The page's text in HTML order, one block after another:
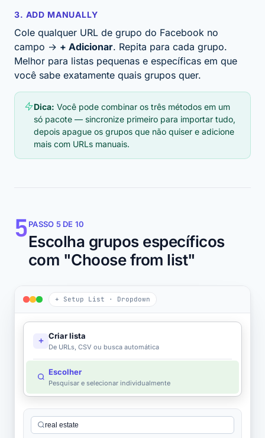
3. ADD MANUALLY
Cole qualquer URL de grupo do Facebook no
campo → + Adicionar. Repita para cada grupo.
Melhor para listas pequenas e específicas em que
você sabe exatamente quais grupos quer.
Dica: Você pode combinar os três métodos em um
só pacote — sincronize primeiro para importar tudo,
depois apague os grupos que não quiser e adicione
mais com URLs manuais.
5PASSO 5 DE 10
Escolha grupos específicos
com "Choose from list"
+ Setup List · Dropdown
Criar lista
De URLs, CSV ou busca automática
Escolher
Pesquisar e selecionar individualmente